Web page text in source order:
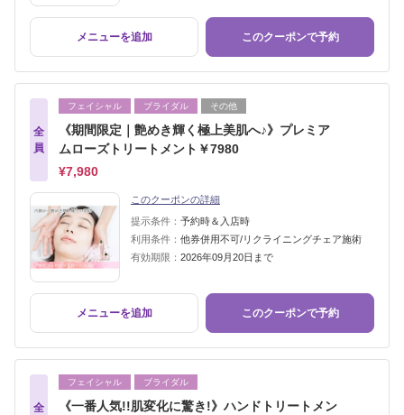
メニューを追加 このクーポンで予約
全
員
フェイシャル ブライダル その他
《期間限定｜艶めき輝く極上美肌へ♪》プレミア
ムローズトリートメント￥7980
¥7,980
このクーポンの詳細
提示条件： 予約時＆入店時
利用条件： 他券併用不可/リクライニングチェア施術
有効期限： 2026年09月20日まで
メニューを追加 このクーポンで予約
全
フェイシャル ブライダル
《一番人気!!肌変化に驚き!》ハンドトリートメン